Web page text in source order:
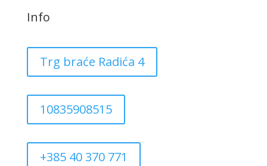
Info
Trg braće Radića 4
10835908515
+385 40 370 771